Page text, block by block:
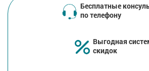
Бесплатные
по телефону
Выгодная
скидок